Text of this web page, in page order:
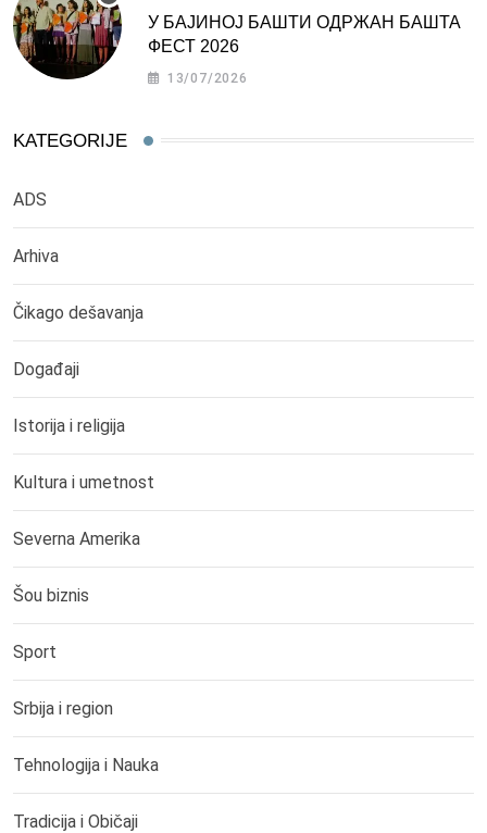
У БАЈИНОЈ БАШТИ ОДРЖАН БАШТА
ФЕСТ 2026
13/07/2026
KATEGORIJE
ADS
Arhiva
Čikago dešavanja
Događaji
Istorija i religija
Kultura i umetnost
Severna Amerika
Šou biznis
Sport
Srbija i region
Tehnologija i Nauka
Tradicija i Običaji